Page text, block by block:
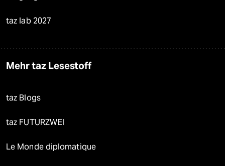
taz lab 2027
Mehr taz Lesestoff
taz Blogs
taz FUTURZWEI
Le Monde diplomatique